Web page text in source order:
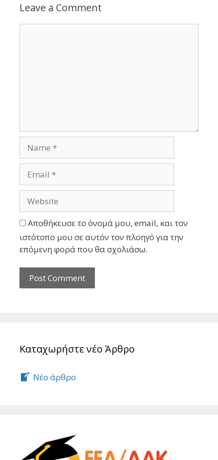
Leave a Comment
Αποθήκευσε το όνομά μου, email, και τον
ιστότοπο μου σε αυτόν τον πλοηγό για την
επόμενη φορά που θα σχολιάσω.
Καταχωρήστε νέο Άρθρο
Νέο άρθρο